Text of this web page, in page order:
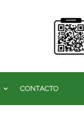
CONTACTO